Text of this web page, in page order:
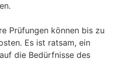
Prüfungen können bis zu
Es ist ratsam, ein
die Bedürfnisse des